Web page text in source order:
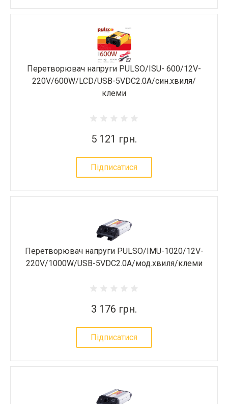
Перетворювач напруги PULSO/ISU- 600/12V-
220V/600W/LCD/USB-5VDC2.0A/син.хвиля/
клеми
5 121 грн.
Підписатися
Перетворювач напруги PULSO/IMU-1020/12V-
220V/1000W/USB-5VDC2.0A/мод.хвиля/клеми
3 176 грн.
Підписатися